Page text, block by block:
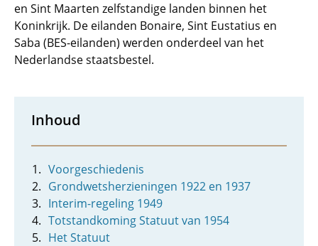
en Sint Maarten zelfstandige landen binnen het
Koninkrijk. De eilanden Bonaire, Sint Eustatius en
Saba (BES-eilanden) werden onderdeel van het
Nederlandse staatsbestel.
Inhoud
Voorgeschiedenis
Grondwetsherzieningen 1922 en 1937
Interim-regeling 1949
Totstandkoming Statuut van 1954
Het Statuut